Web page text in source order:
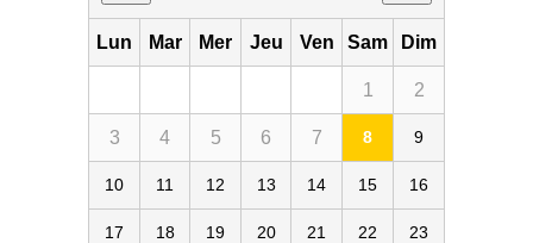
Lun Mar Mer Jeu Ven Sam Dim
1 2
3 4 5 6 7 8 9
10 11 12 13 14 15 16
17 18 19 20 21 22 23